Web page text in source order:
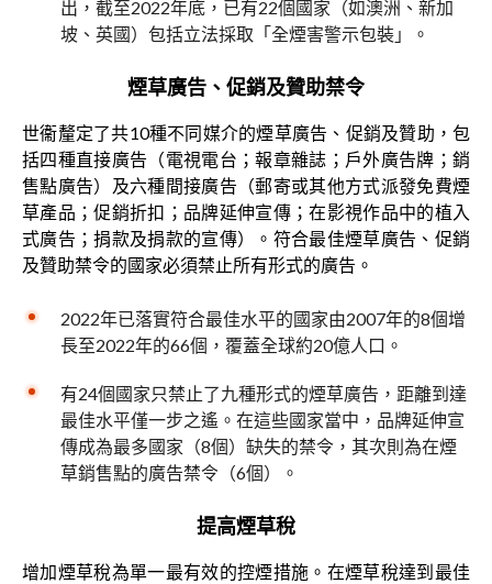
出，截至2022年底，已有22個國家（如澳洲、新加
坡、英國）包括立法採取「全煙害警示包裝」。
煙草廣告、促銷及贊助禁令
世衞釐定了共10種不同媒介的煙草廣告、促銷及贊助，包
括四種直接廣告（電視電台；報章雜誌；戶外廣告牌；銷
售點廣告）及六種間接廣告（郵寄或其他方式派發免費煙
草產品；促銷折扣；品牌延伸宣傳；在影視作品中的植入
式廣告；捐款及捐款的宣傳）。符合最佳煙草廣告、促銷
及贊助禁令的國家必須禁止所有形式的廣告。
2022年已落實符合最佳水平的國家由2007年的8個增
長至2022年的66個，覆蓋全球約20億人口。
有24個國家只禁止了九種形式的煙草廣告，距離到達
最佳水平僅一步之遙。在這些國家當中，品牌延伸宣
傳成為最多國家（8個）缺失的禁令，其次則為在煙
草銷售點的廣告禁令（6個）。
提高煙草稅
增加煙草稅為單一最有效的控煙措施。在煙草稅達到最佳